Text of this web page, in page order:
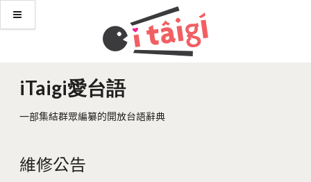
iTaigi愛台語
一部集結群眾編纂的開放台語辭典
維修公告